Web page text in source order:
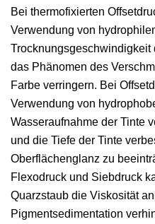
Bei thermofixierten
Verwendung von
Trocknungsgeschwindigkeit
das Phänomen des
Farbe verringern. Bei
Verwendung von
Wasseraufnahme der Tinte
und die Tiefe der Tinte
Oberflächenglanz zu
Flexodruck und Siebdruck
Quarzstaub die Viskosität
Pigmentsedimentation